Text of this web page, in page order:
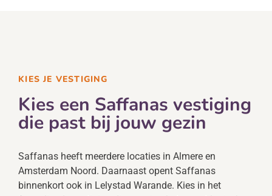
KIES JE VESTIGING
Kies een Saffanas vestiging
die past bij jouw gezin
Saffanas heeft meerdere locaties in Almere en
Amsterdam Noord. Daarnaast opent Saffanas
binnenkort ook in Lelystad Warande. Kies in het